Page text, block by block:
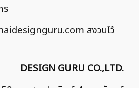
ร
สงวนไว้
DESIGN GURU CO.,LTD.